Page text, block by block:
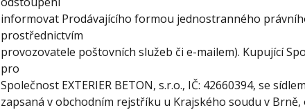
informovat Prodávajícího formou jednostranného
prostřednictvím
provozovatele poštovních služeb či e-mailem). Kupující
pro
Společnost EXTERIER BETON, s.r.o., IČ: 42660394, se
zapsaná v obchodním rejstříku u Krajského soudu v Brně,